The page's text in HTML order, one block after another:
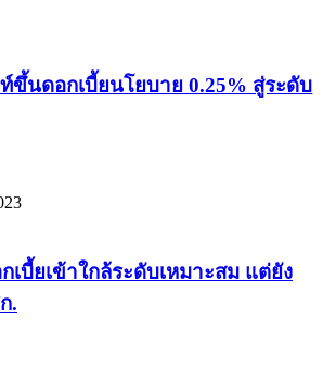
ขึ้นดอกเบี้ยนโยบาย 0.25% สู่ระดับ
เบี้ยเข้าใกล้ระดับเหมาะสม แต่ยัง
.